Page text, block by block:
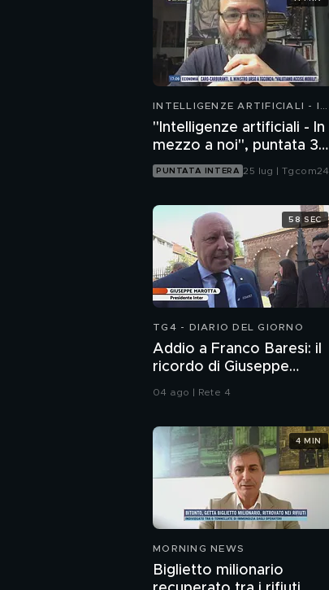
INTELLIGENZE ARTIFICIALI - IN
"Intelligenze artificiali - In
mezzo a noi", puntata 35:
il progetto Glasswing
PUNTATA INTERA 25 lug | Tgcom24
TG4 - DIARIO DEL GIORNO
Addio a Franco Baresi: il
ricordo di Giuseppe
Marotta, Presidente
04 ago | Rete 4
58 SEC
MORNING NEWS
Biglietto milionario
4 MIN